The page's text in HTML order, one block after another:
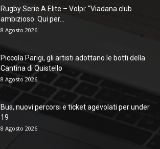
Rugby Serie A Elite – Volpi: “Viadana club
ambizioso. Qui per...
8 Agosto 2026
Piccola Parigi, gli artisti adottano le botti della
Cantina di Quistello
8 Agosto 2026
Bus, nuovi percorsi e ticket agevolati per under
19
8 Agosto 2026